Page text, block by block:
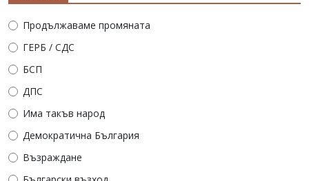
Продължаваме промяната
ГЕРБ / СДС
БСП
ДПС
Има такъв народ
Демократична България
Възраждане